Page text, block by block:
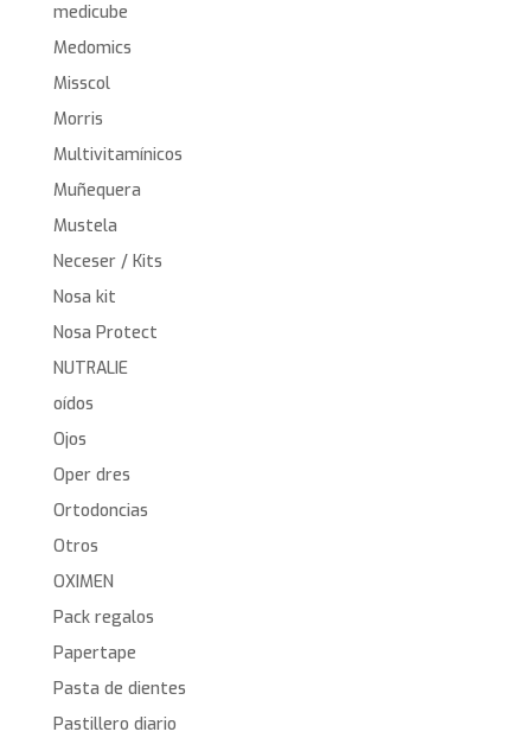
medicube
Medomics
Misscol
Morris
Multivitamínicos
Muñequera
Mustela
Neceser / Kits
Nosa kit
Nosa Protect
NUTRALIE
oídos
Ojos
Oper dres
Ortodoncias
Otros
OXIMEN
Pack regalos
Papertape
Pasta de dientes
Pastillero diario